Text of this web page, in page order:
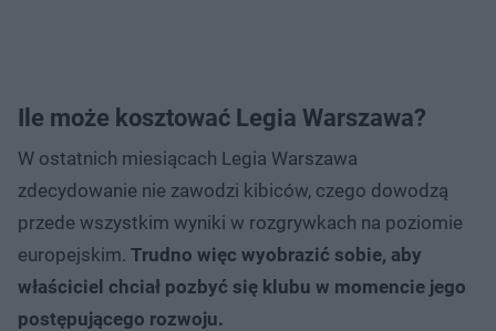
Ile może kosztować Legia Warszawa?
W ostatnich miesiącach Legia Warszawa
zdecydowanie nie zawodzi kibiców, czego dowodzą
przede wszystkim wyniki w rozgrywkach na poziomie
europejskim. Trudno więc wyobrazić sobie, aby
właściciel chciał pozbyć się klubu w momencie jego
postępującego rozwoju.